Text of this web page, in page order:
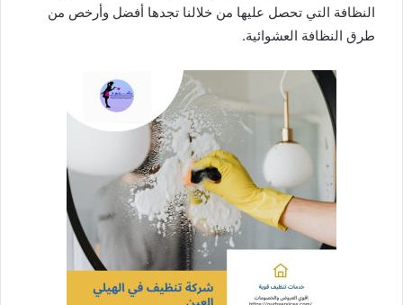
النظافة التي تحصل عليها من خلالنا تجدها أفضل وأرخص من
طرق النظافة العشوائية.